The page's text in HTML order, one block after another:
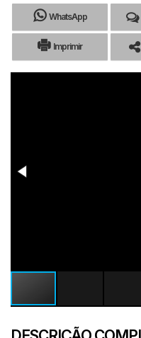
WhatsApp
Imprimir